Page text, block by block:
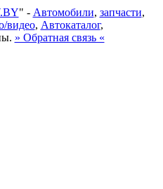
" - Автомобили, запчасти,
видео, Автокаталог,
» Обратная связь «